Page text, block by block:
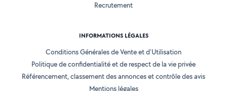
Recrutement
INFORMATIONS LÉGALES
Conditions Générales de Vente et d'Utilisation
Politique de confidentialité et de respect de la vie privée
Référencement, classement des annonces et contrôle des avis
Mentions légales